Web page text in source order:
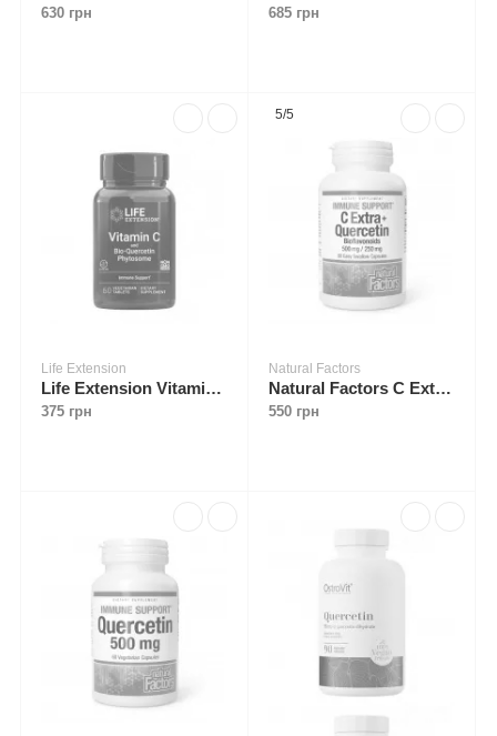
630 грн 685 грн
Life Extension
Life Extension Vitamin C and Bio-Quercetin Phytosome 60 veg tabs
375 грн
5/5
Natural Factors
Natural Factors C Extra + Quercetin Bioflavonoids 60 caps
550 грн